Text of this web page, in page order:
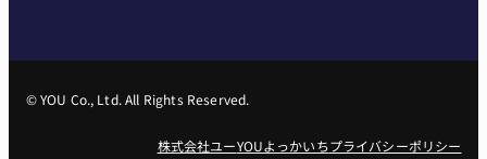
© YOU Co., Ltd. All Rights Reserved.
株式会社ユーYOUよっかいちプライバシーポリシー